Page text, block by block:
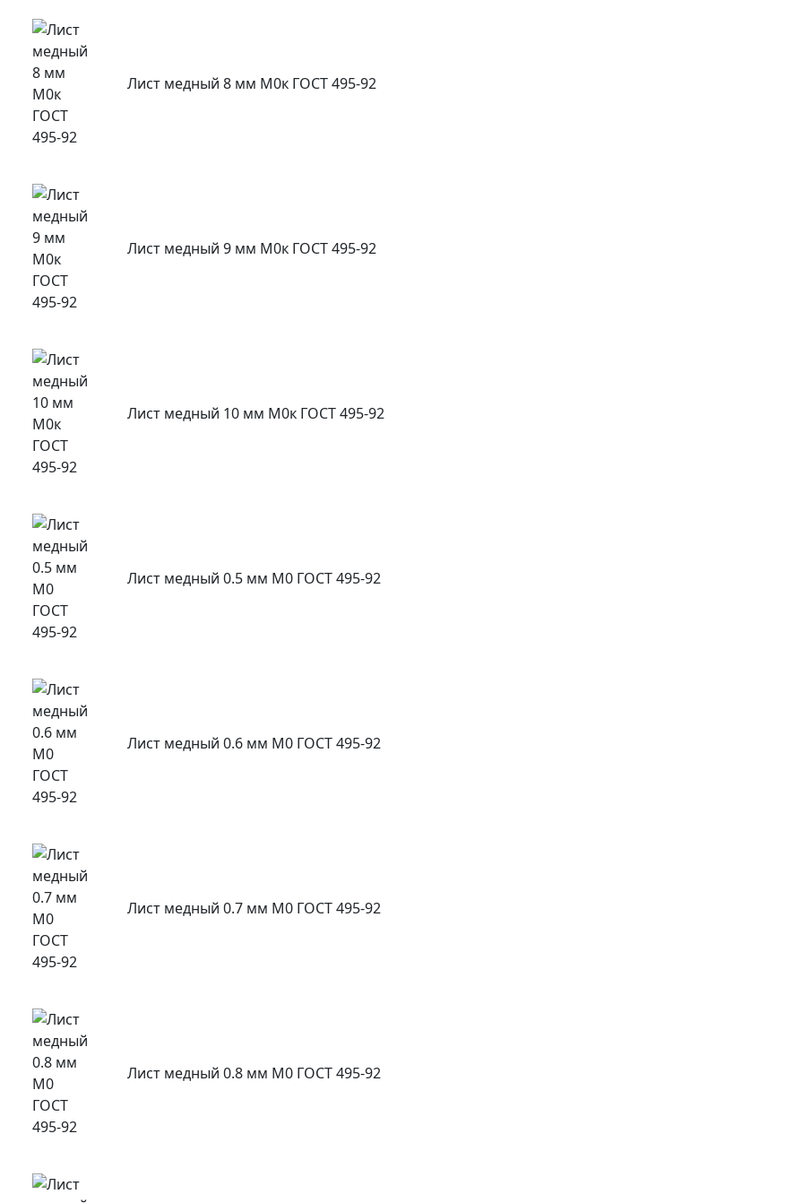
Лист медный 8 мм М0к ГОСТ 495-92
Лист медный 9 мм М0к ГОСТ 495-92
Лист медный 10 мм М0к ГОСТ 495-92
Лист медный 0.5 мм М0 ГОСТ 495-92
Лист медный 0.6 мм М0 ГОСТ 495-92
Лист медный 0.7 мм М0 ГОСТ 495-92
Лист медный 0.8 мм М0 ГОСТ 495-92